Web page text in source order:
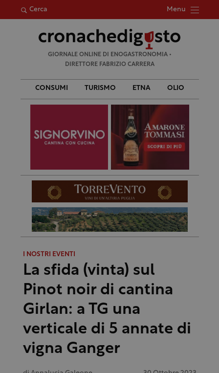
Cerca Menu
per:
GIORNALE ONLINE DI ENOGASTRONOMIA •
DIRETTORE FABRIZIO CARRERA
CONSUMI TURISMO ETNA OLIO
I NOSTRI EVENTI
La sfida (vinta) sul
Pinot noir di cantina
Girlan: a TG una
verticale di 5 annate di
vigna Ganger